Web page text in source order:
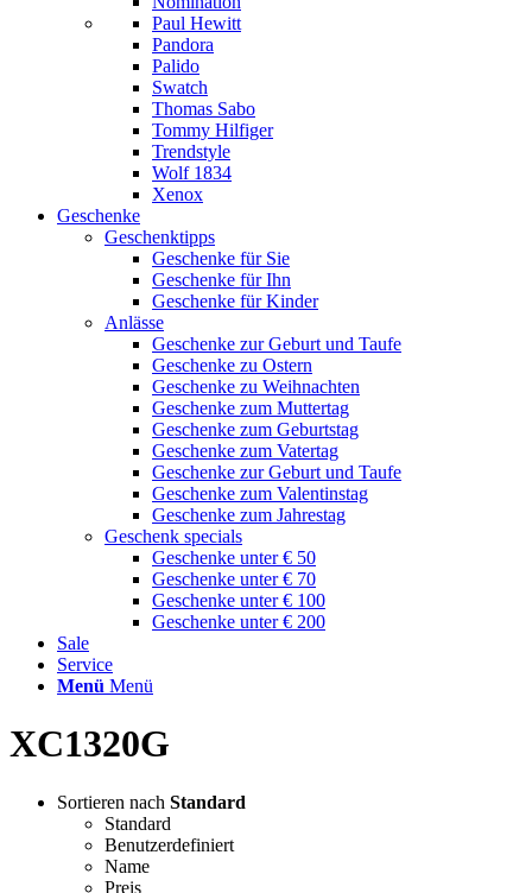
Paul Hewitt
Pandora
Palido
Swatch
Thomas Sabo
Tommy Hilfiger
Trendstyle
Wolf 1834
Xenox
Geschenke
Geschenktipps
Geschenke für Sie
Geschenke für Ihn
Geschenke für Kinder
Anlässe
Geschenke zur Geburt und Taufe
Geschenke zu Ostern
Geschenke zu Weihnachten
Geschenke zum Muttertag
Geschenke zum Geburtstag
Geschenke zum Vatertag
Geschenke zur Geburt und Taufe
Geschenke zum Valentinstag
Geschenke zum Jahrestag
Geschenk specials
Geschenke unter € 50
Geschenke unter € 70
Geschenke unter € 100
Geschenke unter € 200
Sale
Service
Menü Menü
XC1320G
Sortieren nach Standard
Standard
Benutzerdefiniert
Name
Preis